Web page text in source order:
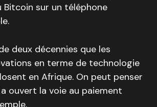
Bitcoin sur un téléphone
deux décennies que les
en terme de technologie
en Afrique. On peut penser
ouvert la voie au paiement